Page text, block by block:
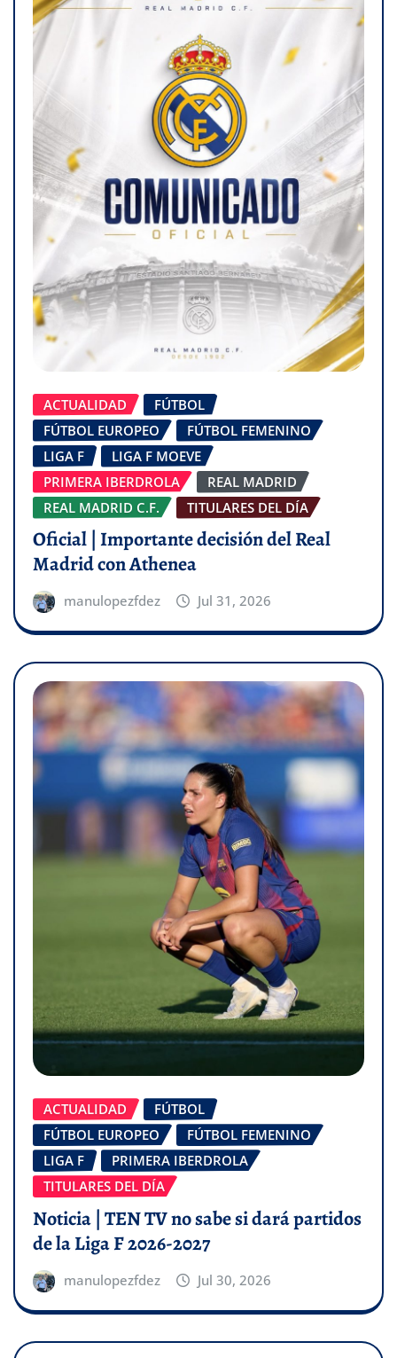
ACTUALIDAD
FÚTBOL
FÚTBOL EUROPEO
FÚTBOL FEMENINO
LIGA F
LIGA F MOEVE
PRIMERA IBERDROLA
REAL MADRID
REAL MADRID C.F.
TITULARES DEL DÍA
Oficial | Importante decisión del Real
Madrid con Athenea
manulopezfdez Jul 31, 2026
ACTUALIDAD
FÚTBOL
FÚTBOL EUROPEO
FÚTBOL FEMENINO
LIGA F
PRIMERA IBERDROLA
TITULARES DEL DÍA
Noticia | TEN TV no sabe si dará partidos
de la Liga F 2026-2027
manulopezfdez Jul 30, 2026